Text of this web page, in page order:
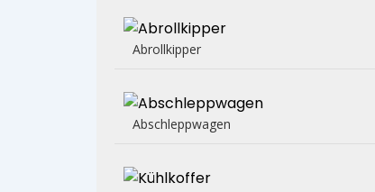
Abrollkipper
Abschleppwagen